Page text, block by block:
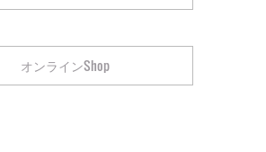
オンラインShop